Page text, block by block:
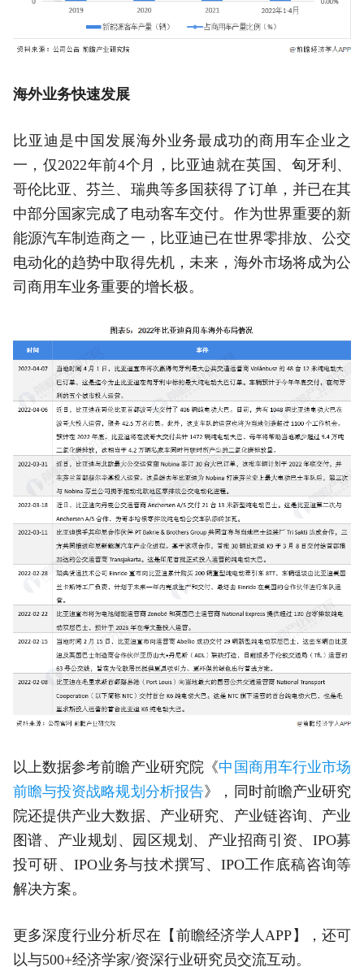
海外业务快速发展
比亚迪是中国发展海外业务最成功的商用车企业之
一，仅2022年前4个月，比亚迪就在英国、匈牙利、
哥伦比亚、芬兰、瑞典等多国获得了订单，并已在其
中部分国家完成了电动客车交付。作为世界重要的新
能源汽车制造商之一，比亚迪已在世界零排放、公交
电动化的趋势中取得先机，未来，海外市场将成为公
司商用车业务重要的增长极。
以上数据参考前瞻产业研究院《中国商用车行业市场
前瞻与投资战略规划分析报告》，同时前瞻产业研究
院还提供产业大数据、产业研究、产业链咨询、产业
图谱、产业规划、园区规划、产业招商引资、IPO募
投可研、IPO业务与技术撰写、IPO工作底稿咨询等
解决方案。
更多深度行业分析尽在【前瞻经济学人APP】，还可
以与500+经济学家/资深行业研究员交流互动。